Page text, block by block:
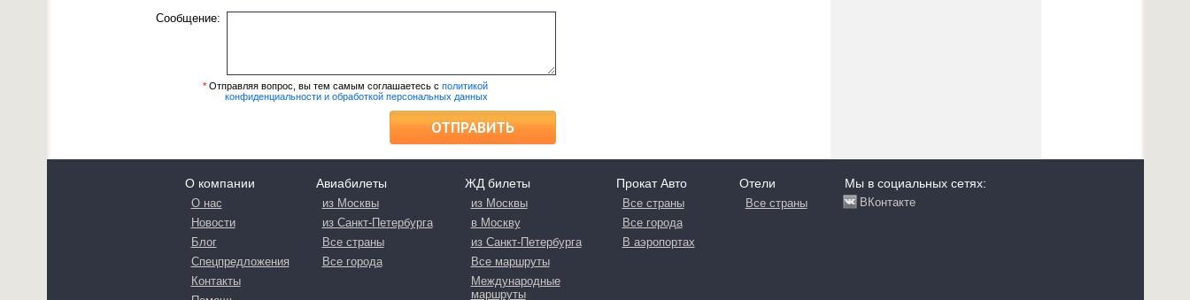
Сообщение:
* Отправляя вопрос, вы тем самым соглашаетесь с политикой
конфиденциальности и обработкой персональных данных
ОТПРАВИТЬ
О компании
О нас
Новости
Блог
Спецпредложения
Контакты
Авиабилеты
из Москвы
из Санкт-Петербурга
Все страны
Все города
ЖД билеты
из Москвы
в Москву
из Санкт-Петербурга
Все маршруты
Международные
маршруты
Прокат Авто
Все страны
Все города
В аэропортах
Отели
Все страны
Мы в социальных сетях:
ВКонтакте